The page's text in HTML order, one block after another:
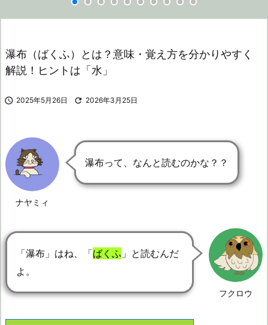
瀑布（ばくふ）とは？意味・覚え方を分かりやすく
解説！ヒントは「水」
 2025年5月26日  2026年3月25日
ナヤミィ
瀑布って、なんと読むのかな？？
フクロウ
「瀑布」はね、「ばくふ 」と読むんだ
よ。